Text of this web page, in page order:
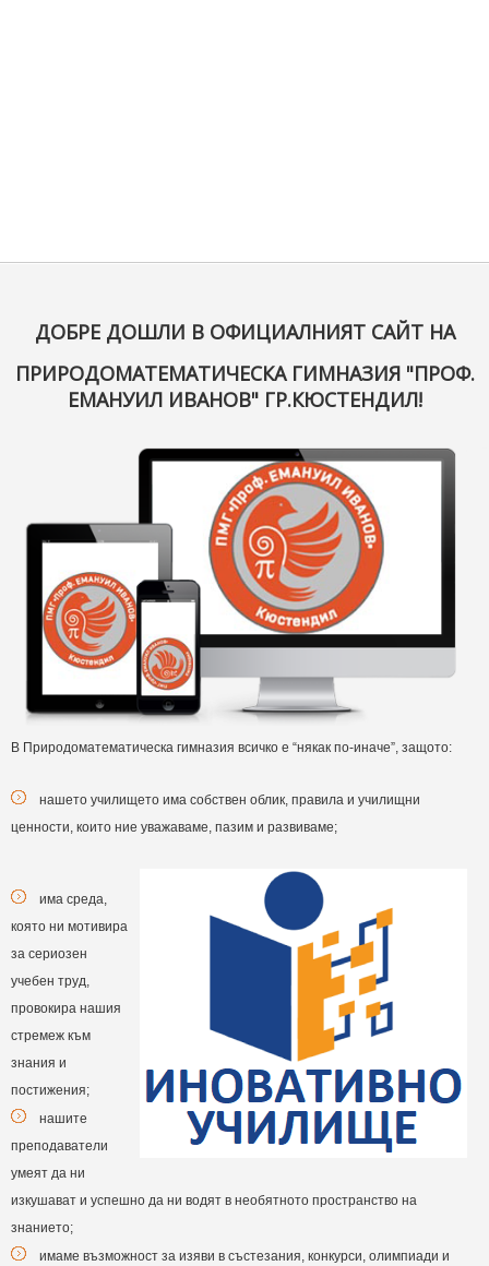
ДОБРЕ ДОШЛИ В ОФИЦИАЛНИЯТ САЙТ НА
ПРИРОДОМАТЕМАТИЧЕСКА ГИМНАЗИЯ "ПРОФ.
ЕМАНУИЛ ИВАНОВ" ГР.КЮСТЕНДИЛ!
В Природоматематическа гимназия всичко е “някак по-иначе”, защото:
нашето училището има собствен облик, правила и училищни
ценности, които ние уважаваме, пазим и развиваме;
има среда,
която ни мотивира
за сериозен
учебен труд,
провокира нашия
стремеж към
знания и
постижения;
нашите
преподаватели
умеят да ни
изкушават и успешно да ни водят в необятното пространство на
знанието;
имаме възможност за изяви в състезания, конкурси, олимпиади и